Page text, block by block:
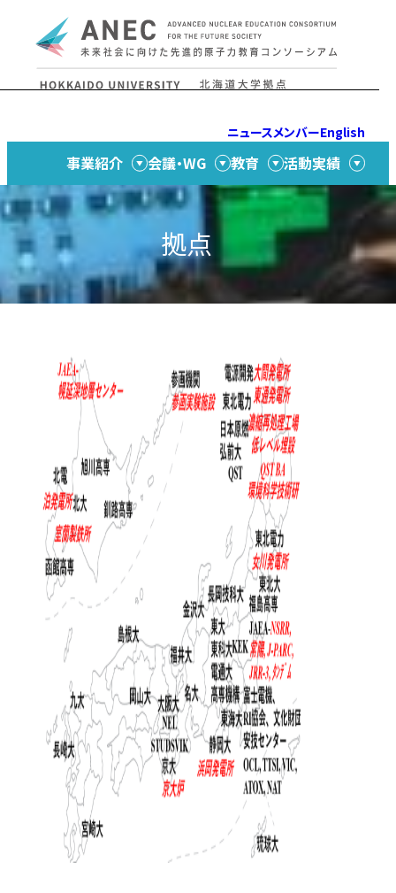
Skip to content
ニュースメンバーEnglish
事業紹介 会議・WG 教育 活動実績
拠点